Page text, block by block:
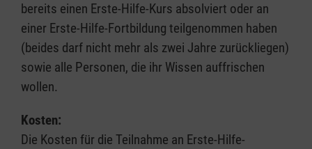
bereits einen Erste-Hilfe-Kurs absolviert oder an
einer Erste-Hilfe-Fortbildung teilgenommen haben
(beides darf nicht mehr als zwei Jahre zurückliegen)
sowie alle Personen, die ihr Wissen auffrischen
wollen.
Kosten:
Die Kosten für die Teilnahme an Erste-Hilfe-